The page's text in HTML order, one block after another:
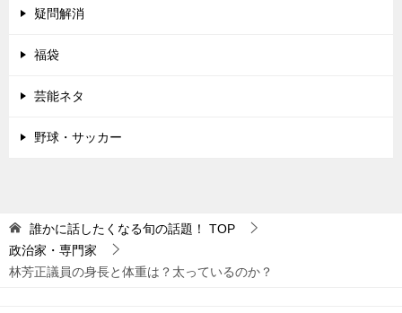
疑問解消
福袋
芸能ネタ
野球・サッカー
誰かに話したくなる旬の話題！
TOP
政治家・専門家
林芳正議員の身長と体重は？太っているのか？